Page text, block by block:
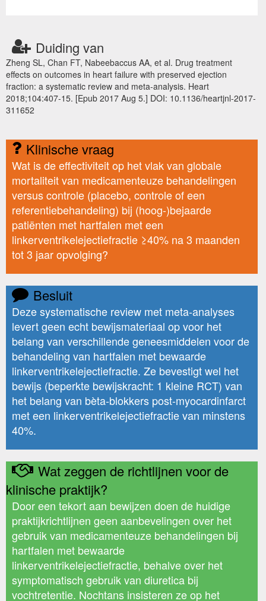
Duiding van
Zheng SL, Chan FT, Nabeebaccus AA, et al. Drug treatment
effects on outcomes in heart failure with preserved ejection
fraction: a systematic review and meta-analysis. Heart
2018;104:407-15. [Epub 2017 Aug 5.] DOI: 10.1136/heartjnl-2017-
311652
Klinische vraag
Wat is de effectiviteit op het vlak van globale
mortaliteit van medicamenteuze behandelingen
versus controle (placebo, controle of een
referentiebehandeling) bij (hoog-)bejaarde
patiënten met hartfalen met een
linkerventrikelejectiefractie ≥40% na 3 maanden
tot 3 jaar opvolging?
Besluit
Deze systematische review met meta-analyses
levert geen echt bewijsmateriaal op voor het
belang van verschillende geneesmiddelen voor de
behandeling van hartfalen met bewaarde
linkerventrikelejectiefractie. Ze bevestigt wel het
bewijs (beperkte bewijskracht: 1 kleine RCT) van
het belang van bèta-blokkers post-myocardinfarct
met een linkerventrikelejectiefractie van minstens
40%.
Wat zeggen de richtlijnen voor de
klinische praktijk?
Door een tekort aan bewijzen doen de huidige
praktijkrichtlijnen geen aanbevelingen over het
gebruik van medicamenteuze behandelingen bij
hartfalen met bewaarde
linkerventrikelejectiefractie, behalve over het
symptomatisch gebruik van diuretica bij
vochtretentie. Nochtans insisteren ze op het